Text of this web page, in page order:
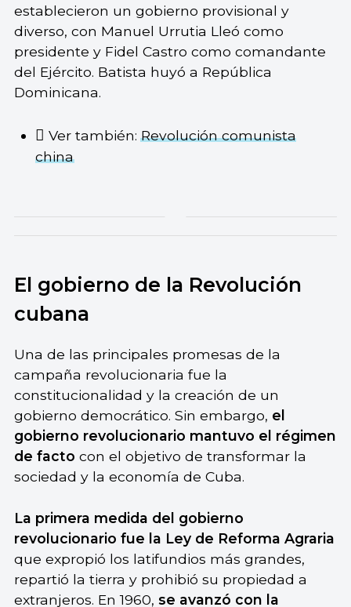
establecieron un gobierno provisional y
diverso, con Manuel Urrutia Lleó como
presidente y Fidel Castro como comandante
del Ejército. Batista huyó a República
Dominicana.
Ver también:Revolución comunista
china
El gobierno de la Revolución
cubana
Una de las principales promesas de la
campaña revolucionaria fue la
constitucionalidad y la creación de un
gobierno democrático. Sin embargo, el
gobierno revolucionario mantuvo el régimen
de facto con el objetivo de transformar la
sociedad y la economía de Cuba.
La primera medida del gobierno
revolucionario fue la Ley de Reforma Agraria
que expropió los latifundios más grandes,
repartió la tierra y prohibió su propiedad a
extranjeros. En 1960, se avanzó con la